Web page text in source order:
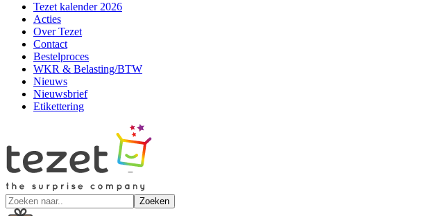
Tezet kalender 2026
Acties
Over Tezet
Contact
Bestelproces
WKR & Belasting/BTW
Nieuws
Nieuwsbrief
Etikettering
Zoeken